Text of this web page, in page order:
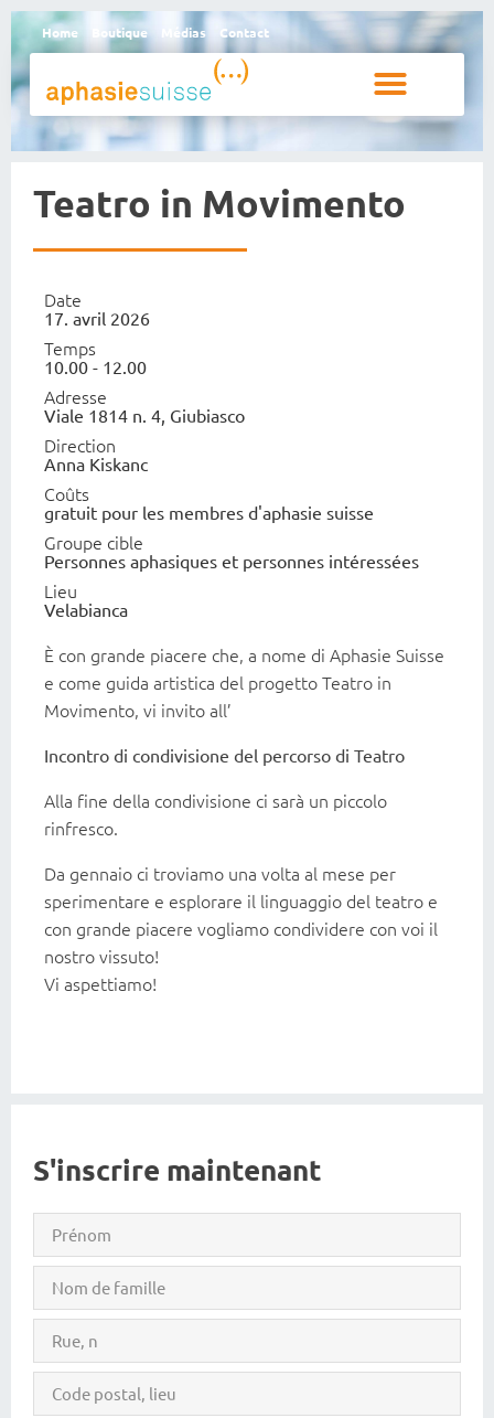
Home Boutique Médias Contact
Teatro in Movimento
Date
17. avril 2026
Temps
10.00 - 12.00
Adresse
Viale 1814 n. 4, Giubiasco
Direction
Anna Kiskanc
Coûts
gratuit pour les membres d'aphasie suisse
Groupe cible
Personnes aphasiques et personnes intéressées
Lieu
Velabianca
È con grande piacere che, a nome di Aphasie Suisse
e come guida artistica del progetto Teatro in
Movimento, vi invito all’
Incontro di condivisione del percorso di Teatro
Alla fine della condivisione ci sarà un piccolo
rinfresco.
Da gennaio ci troviamo una volta al mese per
sperimentare e esplorare il linguaggio del teatro e
con grande piacere vogliamo condividere con voi il
nostro vissuto!
Vi aspettiamo!
S'inscrire maintenant